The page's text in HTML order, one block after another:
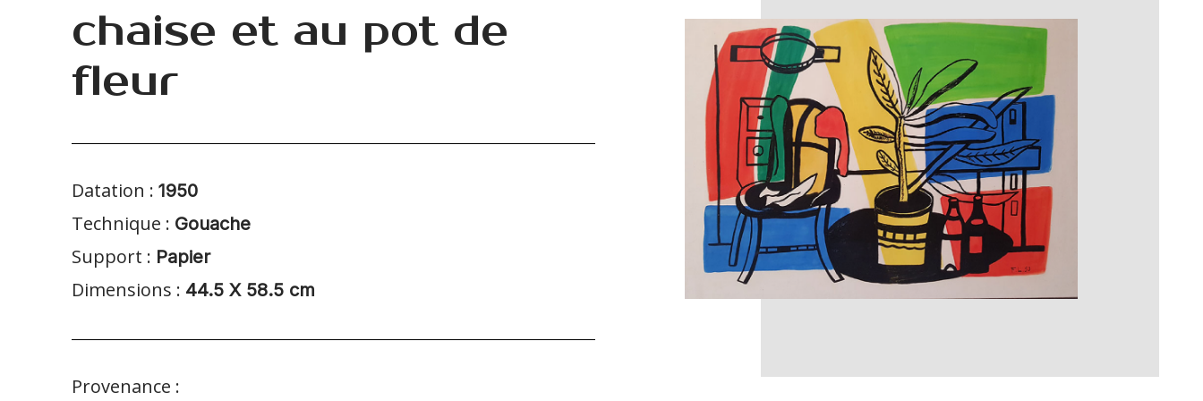
chaise et au pot de
fleur
Datation : 1950
Technique : Gouache
Support : Papier
Dimensions : 44.5 X 58.5 cm
Provenance :